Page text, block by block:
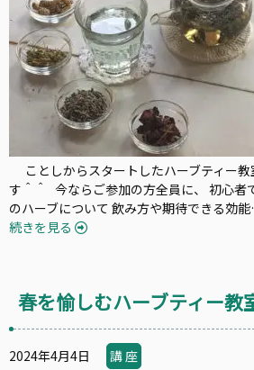
ことしからスタートしたハーブティー教
す＾＾ 今ならご参加の方全員に、 初心者
のハーブについて 飲み方や期待できる効
続きを見る
春を愉しむハーブティー
2024年4月4日 講 座